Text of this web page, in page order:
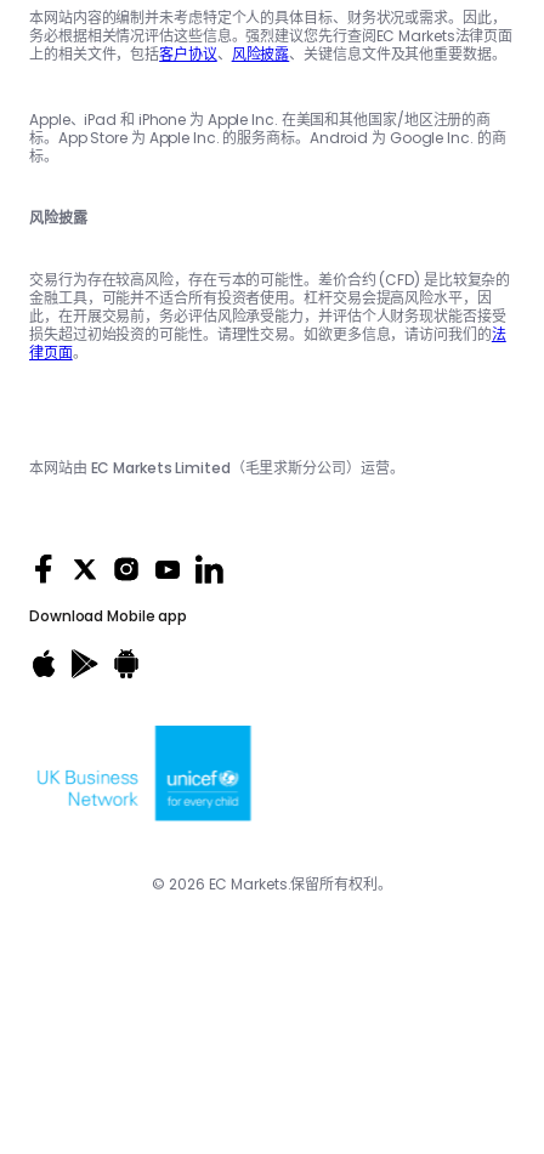
本网站内容的编制并未考虑特定个人的具体目标、财务状况或需求。因此，
务必根据相关情况评估这些信息。强烈建议您先行查阅EC Markets法律页面
上的相关文件，包括客户协议、 风险披露、关键信息文件及其他重要数据。
Apple、iPad 和 iPhone 为 Apple Inc. 在美国和其他国家/地区注册的商
标。App Store 为 Apple Inc. 的服务商标。Android 为 Google Inc. 的商
标。
风险披露
交易行为存在较高风险，存在亏本的可能性。差价合约 (CFD) 是比较复杂的
金融工具，可能并不适合所有投资者使用。杠杆交易会提高风险水平，因
此，在开展交易前，务必评估风险承受能力，并评估个人财务现状能否接受
损失超过初始投资的可能性。请理性交易。如欲更多信息，请访问我们的法
律页面。
Download Mobile app
本网站由 EC Markets Limited（毛里求斯分公司）运营。
© 2026 EC Markets.保留所有权利。